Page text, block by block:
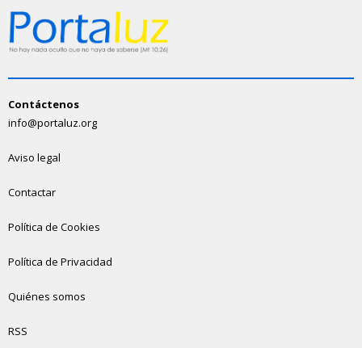
Contáctenos
info@portaluz.org
Aviso legal
Contactar
Política de Cookies
Política de Privacidad
Quiénes somos
RSS